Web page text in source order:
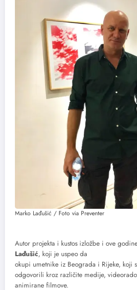
Marko Lađušić / Foto via Preventer
Autor projekta i kustos izložbe i ove
Lađušić, koji je uspeo da
okupi umetnike iz Beograda i Rijeke, koji
odgovorili kroz različite medije,
animirane filmove.